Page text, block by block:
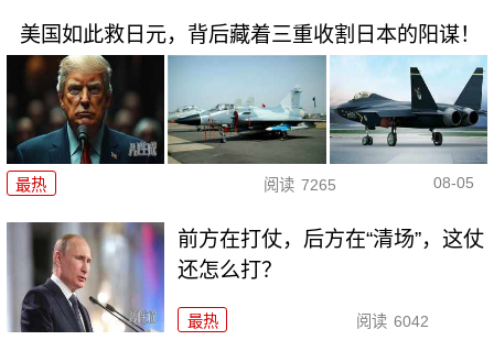
美国如此救日元，背后藏着三重收割日本的阳谋！
最热 阅读 7265 08-05
前方在打仗，后方在“清场”，这仗
还怎么打？
最热 阅读 6042